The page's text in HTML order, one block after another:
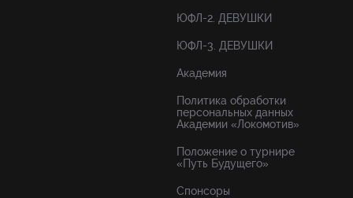
ЮФЛ-2. ДЕВУШКИ
ЮФЛ-3. ДЕВУШКИ
Академия
Политика обработки
персональных данных
Академии «Локомотив»
Положение о турнире
«Путь Будущего»
Спонсоры